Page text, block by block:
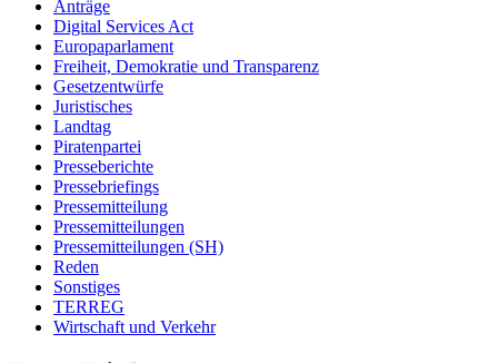
Anträge
Digital Services Act
Europaparlament
Freiheit, Demokratie und Transparenz
Gesetzentwürfe
Juristisches
Landtag
Piratenpartei
Presseberichte
Pressebriefings
Pressemitteilung
Pressemitteilungen
Pressemitteilungen (SH)
Reden
Sonstiges
TERREG
Wirtschaft und Verkehr